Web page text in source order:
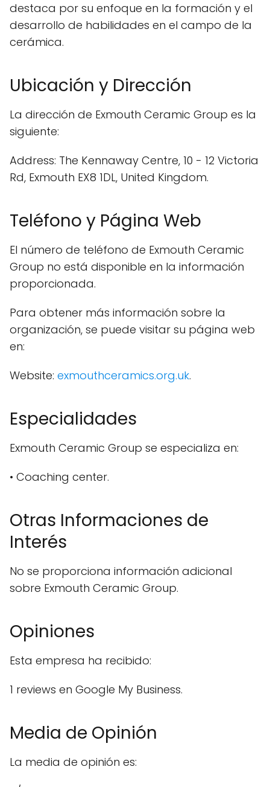
destaca por su enfoque en la formación y el
desarrollo de habilidades en el campo de la
cerámica.
Ubicación y Dirección
La dirección de Exmouth Ceramic Group es la
siguiente:
Address: The Kennaway Centre, 10 - 12 Victoria
Rd, Exmouth EX8 1DL, United Kingdom.
Teléfono y Página Web
El número de teléfono de Exmouth Ceramic
Group no está disponible en la información
proporcionada.
Para obtener más información sobre la
organización, se puede visitar su página web
en:
Website: exmouthceramics.org.uk.
Especialidades
Exmouth Ceramic Group se especializa en:
• Coaching center.
Otras Informaciones de
Interés
No se proporciona información adicional
sobre Exmouth Ceramic Group.
Opiniones
Esta empresa ha recibido:
1 reviews en Google My Business.
Media de Opinión
La media de opinión es: